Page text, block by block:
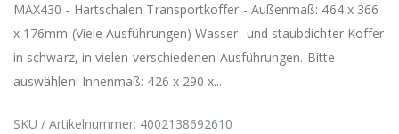
MAX430 - Hartschalen Transportkoffer - Außenmaß: 464 x 366
x 176mm (Viele Ausführungen) Wasser- und staubdichter Koffer
in schwarz, in vielen verschiedenen Ausführungen. Bitte
auswählen! Innenmaß: 426 x 290 x...
SKU / Artikelnummer: 4002138692610